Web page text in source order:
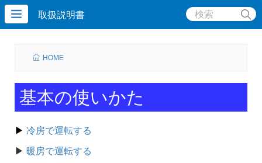
取扱説明書
HOME
基本の使いかた
▶ 冷房で運転する
▶ 暖房で運転する